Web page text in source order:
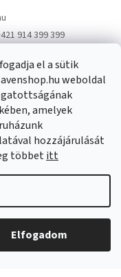
el a sütik
weboldal
amelyek
hozzájárulását
többetitt
Elfogadom
914 399 399